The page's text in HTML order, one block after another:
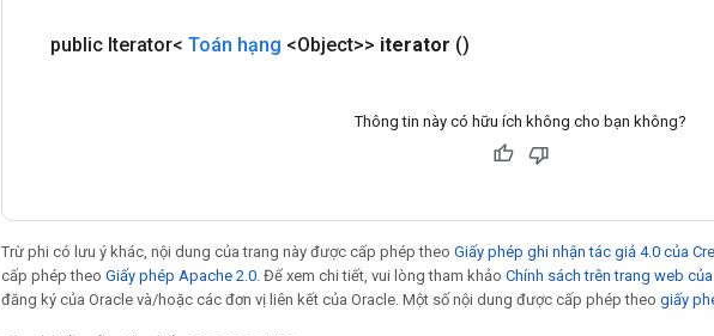
public Iterator< Toán hạng <Object>> iterator ()
Thông tin này có hữu ích không cho bạn không?
Trừ phi có lưu ý khác, nội dung của trang này được cấp phép theo Giấy phép ghi nhận tác giả 4.0 của
cấp phép theo Giấy phép Apache 2.0 . Để xem chi tiết, vui lòng tham khảo Chính sách trên trang web
đăng ký của Oracle và/hoặc các đơn vị liên kết của Oracle. Một số nội dung được cấp phép theo giấy